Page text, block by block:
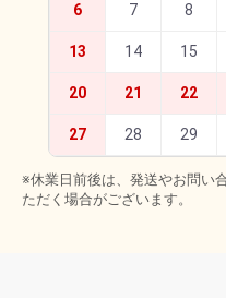
6 7 8
13 14 15
20 21 22
27 28 29
※休業日前後は、発送やお問い
ただく場合がございます。